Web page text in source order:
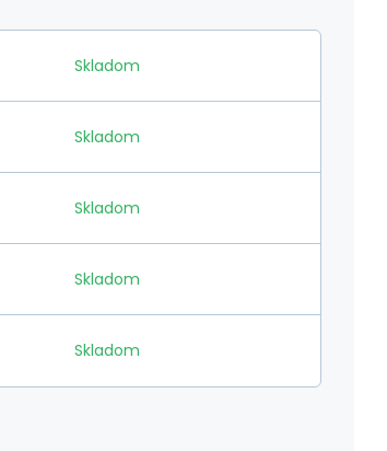
Skladom
Skladom
Skladom
Skladom
Skladom